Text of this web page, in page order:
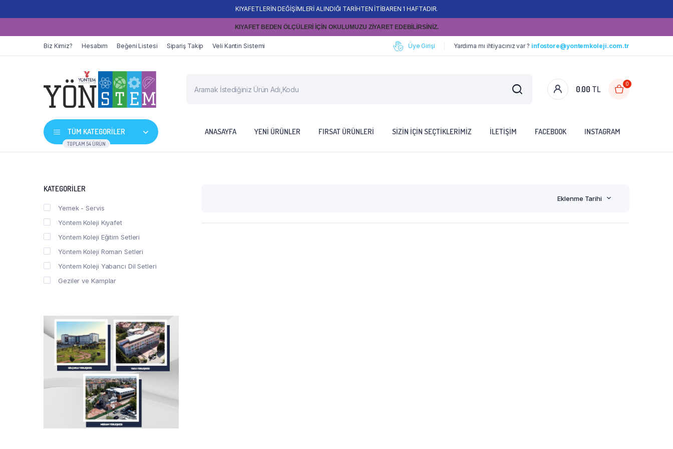
KIYAFETLERİN DEĞİŞİMLERİ ALINDIĞI TARİHTEN İTİBAREN 1 HAFTADIR.
KIYAFET BEDEN ÖLÇÜLERİ İÇİN OKULUMUZU ZİYARET EDEBİLİRSİNİZ.
Biz Kimiz? Hesabım Beğeni Listesi Sipariş Takip Veli Kantin Sistemi Üye Girişi Yardıma mı ihtiyacınız var ? infostore@yontemkoleji.com.tr
0.00 TL
0
TÜM KATEGORİLER
TOPLAM 54 ÜRÜN
ANASAYFA YENI ÜRÜNLER FIRSAT ÜRÜNLERI SIZIN İÇIN SEÇTIKLERIMIZ İLETIŞIM FACEBOOK INSTAGRAM
Eklenme Tarihi
KATEGORILER
Yemek - Servis
Yöntem Koleji Kıyafet
Yöntem Koleji Eğitim Setleri
Yöntem Koleji Roman Setleri
Yöntem Koleji Yabancı Dil Setleri
Geziler ve Kamplar